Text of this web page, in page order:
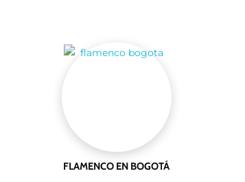
FLAMENCO EN BOGOTÁ